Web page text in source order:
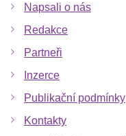
Napsali o nás
Redakce
Partneři
Inzerce
Publikační podmínky
Kontakty